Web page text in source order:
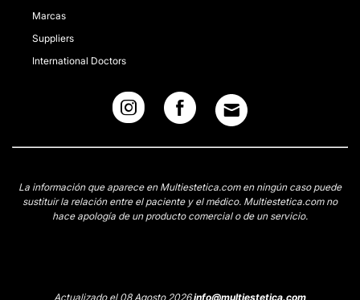
Marcas
Suppliers
International Doctors
La información que aparece en Multiestetica.com en ningún caso puede
sustituir la relación entre el paciente y el médico. Multiestetica.com no
hace apología de un producto comercial o de un servicio.
Actualizado el 08 Agosto 2026info@multiestetica.com